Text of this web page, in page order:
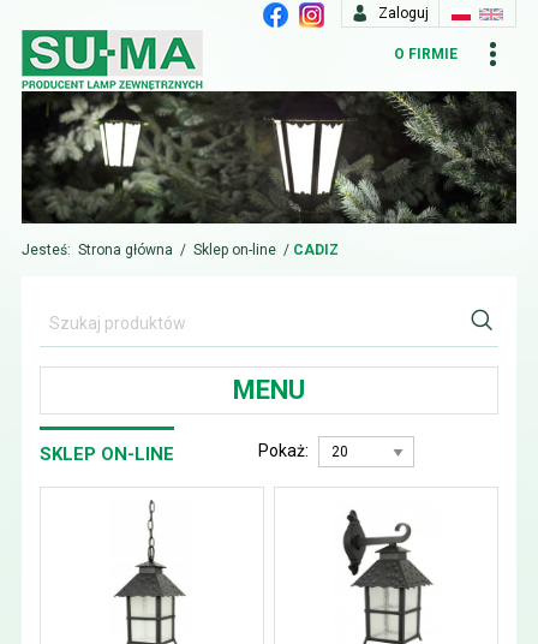
Zaloguj
O FIRMIE
Jesteś: Strona główna / Sklep on-line / CADIZ
MENU
SKLEP ON-LINE Pokaż: